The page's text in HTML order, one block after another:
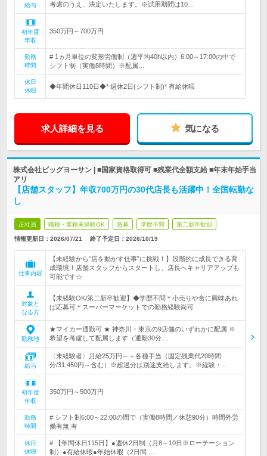
給与
考慮のうえ、決定いたします。※試用期間は10…
初年度
年収
350万円～700万円
勤務
時間
# 1ヵ月単位の変形労働制（週平均40h以内）6:00～17:00の中で
シフト制（実働8時間）※配属…
休日
休暇
◆年間休日110日◆* 週休2日(シフト制)* 有給休暇
求人詳細を見る 気になる
株式会社ビッグヨーサン | ■国家資格取得可 ■残業代全額支給 ■年末年始手当
アリ
【店舗スタッフ】年収700万円の30代店長も活躍中！全国転勤な
し
正社員 職種・業種未経験OK 急募 学歴不問 第二新卒歓迎
情報更新日：2026/07/21 終了予定日： 2026/10/19
仕事内容
【未経験から“店を動かす仕事”に挑戦！】段階的に成長できる育
成環境！店舗スタッフからスタートし、店長へキャリアアップも
可能です☆
対象と
なる方
【未経験OK/第二新卒歓迎】◆学歴不問＊小売りや食に興味あれ
ば応募可＊スーパーマーケットでの勤務経験尚可
勤務地
★マイカー通勤可 ★ 神奈川・東京の9店舗のいずれかに配属 ※
希望を考慮して配属します（通勤30分…
給与
〈未経験者〉月給25万円～＋各種手当（固定残業代20時間
分/31,450円～含む）※超過分は別途支給します。※経験・…
初年度
年収
350万円～500万円
勤務
時間
# シフト制6:00～22:00の間で（実働8時間／休憩90分）時間外労
働有無:有
休日
休暇
# 【年間休日115日】●週休2日制（月8～10日※ローテーション
制）●有給休暇●年始休暇（2日間 …